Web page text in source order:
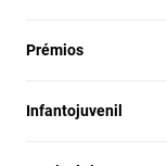
Prémios
Infantojuvenil